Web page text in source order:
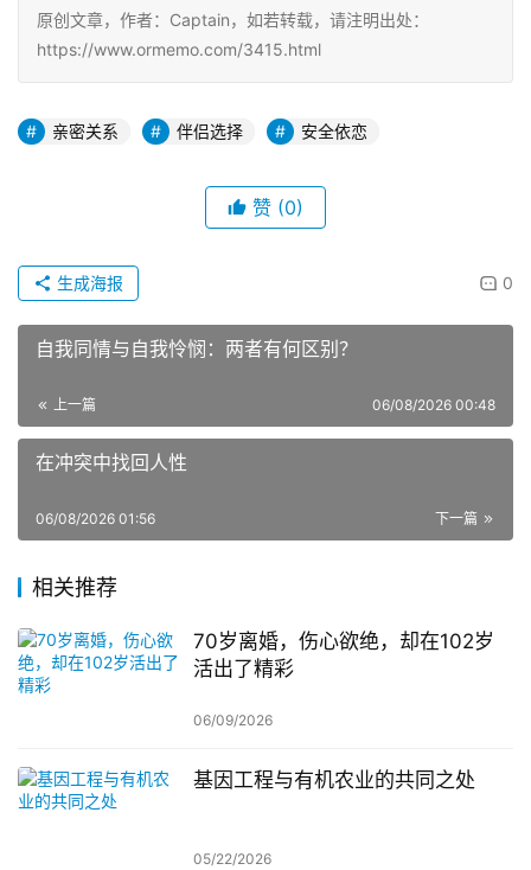
原创文章，作者：Captain，如若转载，请注明出处：
https://www.ormemo.com/3415.html
亲密关系 伴侣选择 安全依恋
赞 (0)
0
生成海报
自我同情与自我怜悯：两者有何区别？
上一篇 06/08/2026 00:48
在冲突中找回人性
下一篇
06/08/2026 01:56
相关推荐
70岁离婚，伤心欲绝，却在102岁
活出了精彩
06/09/2026
基因工程与有机农业的共同之处
05/22/2026